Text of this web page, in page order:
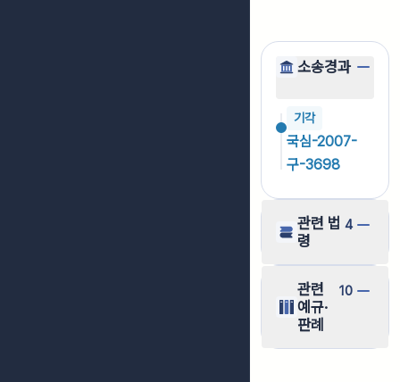
소송경과
기각
국심-2007-
구-3698
관련 법
령
4
관련
예규·
판례
10